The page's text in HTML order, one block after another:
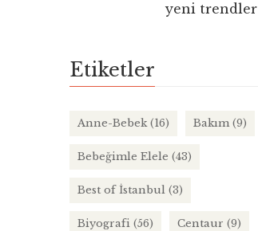
yeni trendler
Etiketler
Anne-Bebek(16) Bakım (9)
Bebeğimle Elele (43)
Best of İstanbul (3)
Biyografi (56) Centaur (9)